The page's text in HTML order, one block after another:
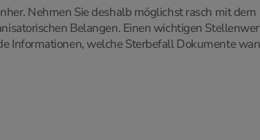
Nehmen Sie deshalb möglichst rasch mit dem
Belangen. Einen wichtigen
Informationen, welche Sterbefall Dokumente